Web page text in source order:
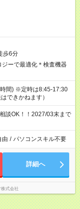
歩6分
ーで最適化＊検査機器
間) ※定時は8:45-17:30
できかねます）
談OK！！2027/03末まで
由 / パソコンスキル不要
詳細へ
式会社